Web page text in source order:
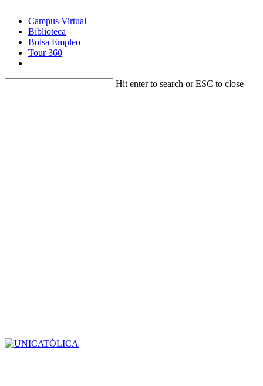
Campus Virtual
Biblioteca
Bolsa Empleo
Tour 360
Hit enter to search or ESC to close